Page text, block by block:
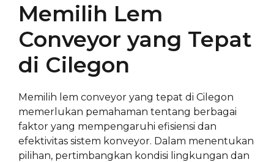
Memilih Lem
Conveyor yang Tepat
di Cilegon
Memilih lem conveyor yang tepat di Cilegon
memerlukan pemahaman tentang berbagai
faktor yang mempengaruhi efisiensi dan
efektivitas sistem konveyor. Dalam menentukan
pilihan, pertimbangkan kondisi lingkungan dan